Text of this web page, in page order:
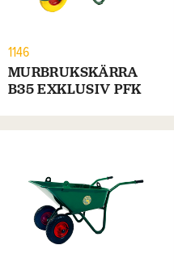
1146
MURBRUKSKÄRRA
B35 EXKLUSIV PFK